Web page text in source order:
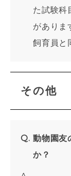
た試験科
がありま
飼育員と
その他
動物園友
か？